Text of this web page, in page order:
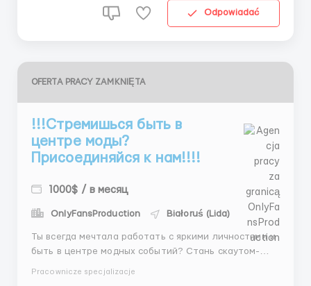
Odpowiadać
OFERTA PRACY ZAMKNIĘTA
!!!Стремишься быть в
центре моды?
Присоединяйся к нам!!!!
1000$ / в месяц
OnlyFansProduction Białoruś (Lida)
Ты всегда мечтала работать с яркими личностями и
быть в центре модных событий? Стань скаутом-
Pracownicze specjalizacje